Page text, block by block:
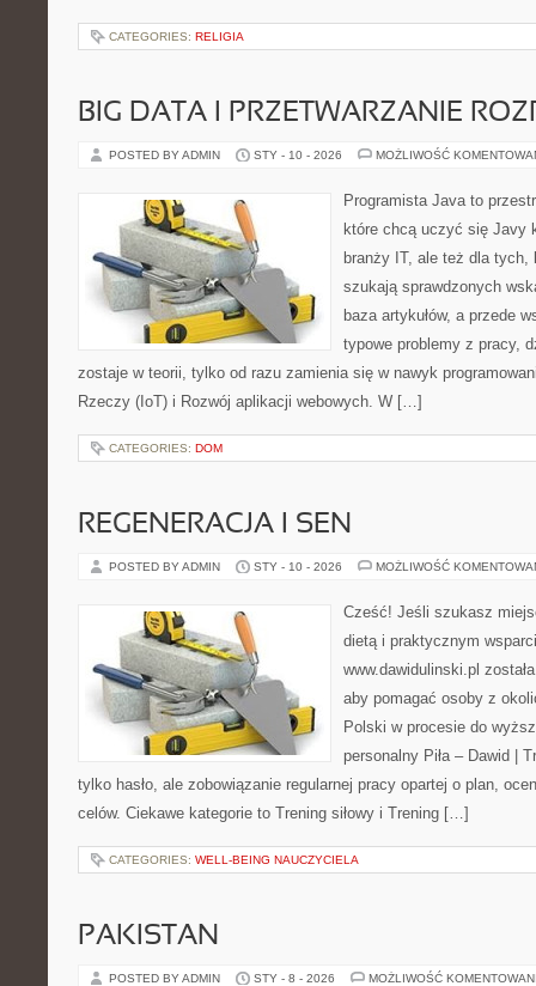
CATEGORIES: RELIGIA
BIG DATA I PRZETWARZANIE
POSTED BY ADMIN STY - 10 - 2026 MOŻLIWOŚĆ
Programista Java to
które chcą uczyć się Javy
branży IT, ale też dla tych,
szukają sprawdzonych
baza artykułów, a przede
typowe problemy z pracy,
zostaje w teorii, tylko od razu zamienia się w nawyk
Rzeczy (IoT) i Rozwój aplikacji webowych. W […]
CATEGORIES: DOM
REGENERACJA I SEN
POSTED BY ADMIN STY - 10 - 2026 MOŻLIWOŚĆ
Cześć! Jeśli szukasz
dietą i praktycznym
www.dawidulinski.pl
aby pomagać osoby z
Polski w procesie do
personalny Piła – Dawid |
tylko hasło, ale zobowiązanie regularnej pracy opartej o plan,
celów. Ciekawe kategorie to Trening siłowy i Trening […]
CATEGORIES: WELL-BEING NAUCZYCIELA
PAKISTAN
POSTED BY ADMIN STY - 8 - 2026 MOŻLIWOŚĆ